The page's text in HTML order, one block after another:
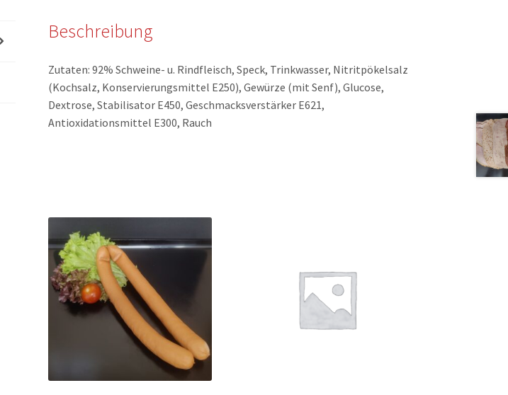
Beschreibung
Zutaten: 92% Schweine- u. Rindfleisch, Speck, Trinkwasser, Nitritpökelsalz
(Kochsalz, Konservierungsmittel E250), Gewürze (mit Senf), Glucose,
Dextrose, Stabilisator E450, Geschmacksverstärker E621,
Antioxidationsmittel E300, Rauch